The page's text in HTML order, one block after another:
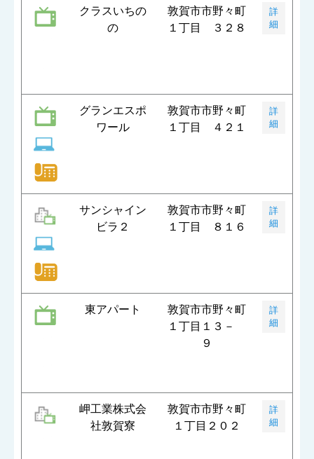
クラスいちの
の
敦賀市市野々町
１丁目 ３２８
詳
細
グランエスポ
ワール
敦賀市市野々町
１丁目 ４２１
詳
細
サンシャイン
ビラ２
敦賀市市野々町
１丁目 ８１６
詳
細
東アパート
敦賀市市野々町
１丁目１３－
９
詳
細
岬工業株式会
社敦賀寮
敦賀市市野々町
１丁目２０２
詳
細